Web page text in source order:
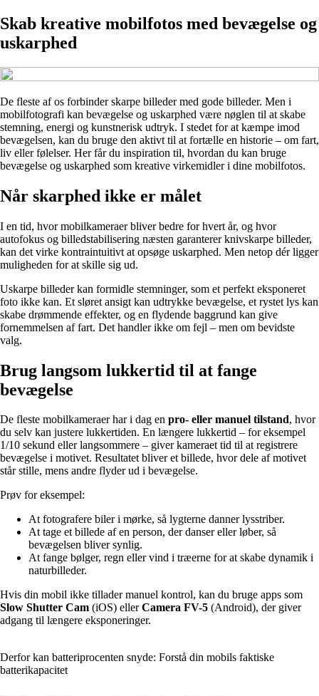
Skab kreative mobilfotos med bevægelse og
uskarphed
De fleste af os forbinder skarpe billeder med gode billeder. Men i
mobilfotografi kan bevægelse og uskarphed være nøglen til at skabe
stemning, energi og kunstnerisk udtryk. I stedet for at kæmpe imod
bevægelsen, kan du bruge den aktivt til at fortælle en historie – om fart,
liv eller følelser. Her får du inspiration til, hvordan du kan bruge
bevægelse og uskarphed som kreative virkemidler i dine mobilfotos.
Når skarphed ikke er målet
I en tid, hvor mobilkameraer bliver bedre for hvert år, og hvor
autofokus og billedstabilisering næsten garanterer knivskarpe billeder,
kan det virke kontraintuitivt at opsøge uskarphed. Men netop dér ligger
muligheden for at skille sig ud.
Uskarpe billeder kan formidle stemninger, som et perfekt eksponeret
foto ikke kan. Et sløret ansigt kan udtrykke bevægelse, et rystet lys kan
skabe drømmende effekter, og en flydende baggrund kan give
fornemmelsen af fart. Det handler ikke om fejl – men om bevidste
valg.
Brug langsom lukkertid til at fange
bevægelse
De fleste mobilkameraer har i dag en pro- eller manuel tilstand, hvor
du selv kan justere lukkertiden. En længere lukkertid – for eksempel
1/10 sekund eller langsommere – giver kameraet tid til at registrere
bevægelse i motivet. Resultatet bliver et billede, hvor dele af motivet
står stille, mens andre flyder ud i bevægelse.
Prøv for eksempel:
At fotografere biler i mørke, så lygterne danner lysstriber.
At tage et billede af en person, der danser eller løber, så
bevægelsen bliver synlig.
At fange bølger, regn eller vind i træerne for at skabe dynamik i
naturbilleder.
Hvis din mobil ikke tillader manuel kontrol, kan du bruge apps som
Slow Shutter Cam (iOS) ellerCamera FV-5 (Android), der giver
adgang til længere eksponeringer.
Derfor kan batteriprocenten snyde: Forstå din mobils faktiske
batterikapacitet